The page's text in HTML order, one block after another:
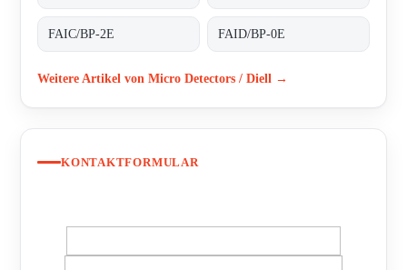
FAIC/BP-2E FAID/BP-0E
Weitere Artikel von Micro Detectors / Diell →
KONTAKTFORMULAR